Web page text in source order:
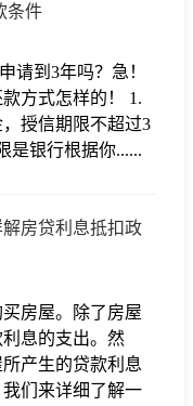
条件
请到3年吗？急！
方式怎样的！ 1.
授信期限不超过3
是银行根据你......
房贷利息抵扣政
房屋。除了房屋
息的支出。然
产生的贷款利息
们来详细了解一